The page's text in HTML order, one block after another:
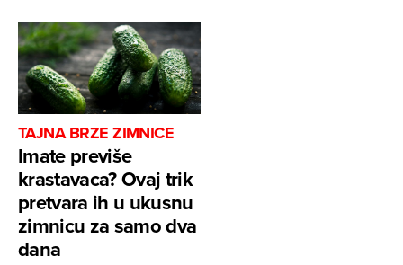
TAJNA BRZE ZIMNICE
Imate previše
krastavaca? Ovaj trik
pretvara ih u ukusnu
zimnicu za samo dva
dana